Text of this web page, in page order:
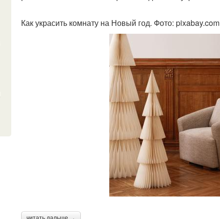
Как украсить комнату на Новый год. Фото: pixabay.com